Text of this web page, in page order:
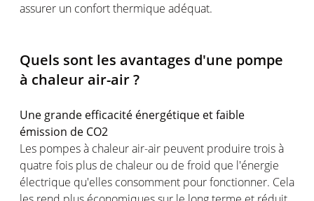
assurer un confort thermique adéquat.
Quels sont les avantages d'une pompe
à chaleur air-air ?
Une grande efficacité énergétique et faible
émission de CO2
Les pompes à chaleur air-air peuvent produire trois à
quatre fois plus de chaleur ou de froid que l'énergie
électrique qu'elles consomment pour fonctionner. Cela